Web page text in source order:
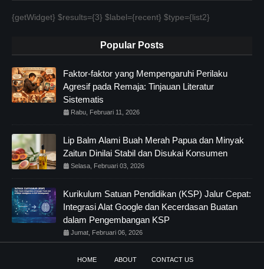
{getWidget} $results={3} $label={recent} $type={list2}
Popular Posts
Faktor-faktor yang Mempengaruhi Perilaku
Agresif pada Remaja: Tinjauan Literatur
Sistematis
Rabu, Februari 11, 2026
Lip Balm Alami Buah Merah Papua dan Minyak
Zaitun Dinilai Stabil dan Disukai Konsumen
Selasa, Februari 03, 2026
Kurikulum Satuan Pendidikan (KSP) Jalur Cepat:
Integrasi Alat Google dan Kecerdasan Buatan
dalam Pengembangan KSP
Jumat, Februari 06, 2026
HOME ABOUT CONTACT US